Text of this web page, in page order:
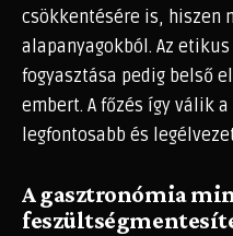
csökkentésére is, hiszen
alapanyagokból. Az
fogyasztása pedig belső
embert. A főzés így válik
legfontosabb és
A gasztronómia